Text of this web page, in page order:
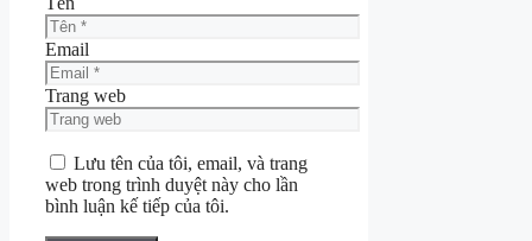
Email
Trang web
Lưu tên của tôi, email, và trang
web trong trình duyệt này cho lần
bình luận kế tiếp của tôi.